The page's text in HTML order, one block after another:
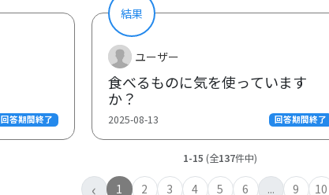
回答期間終了
結果
ユーザー
食べるものに気を使っています
か？
2025-08-13 回答期間終了
1-15 (全137件中)
‹ 1 2 3 4 5 6 ... 9 10